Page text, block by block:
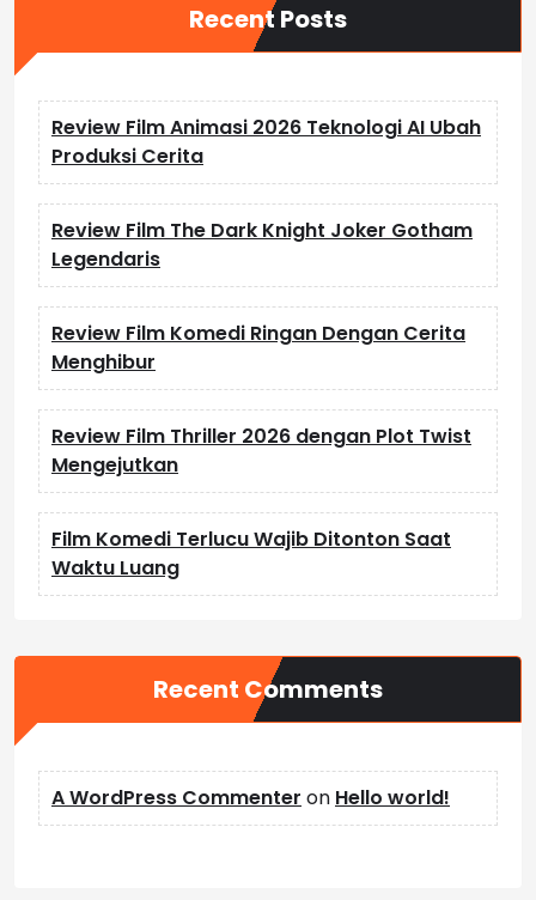
Recent Posts
Review Film Animasi 2026 Teknologi AI Ubah
Produksi Cerita
Review Film The Dark Knight Joker Gotham
Legendaris
Review Film Komedi Ringan Dengan Cerita
Menghibur
Review Film Thriller 2026 dengan Plot Twist
Mengejutkan
Film Komedi Terlucu Wajib Ditonton Saat
Waktu Luang
Recent Comments
A WordPress Commenter on Hello world!